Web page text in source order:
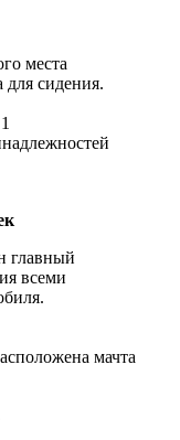
места
для сидения.
главный
всеми
мачта